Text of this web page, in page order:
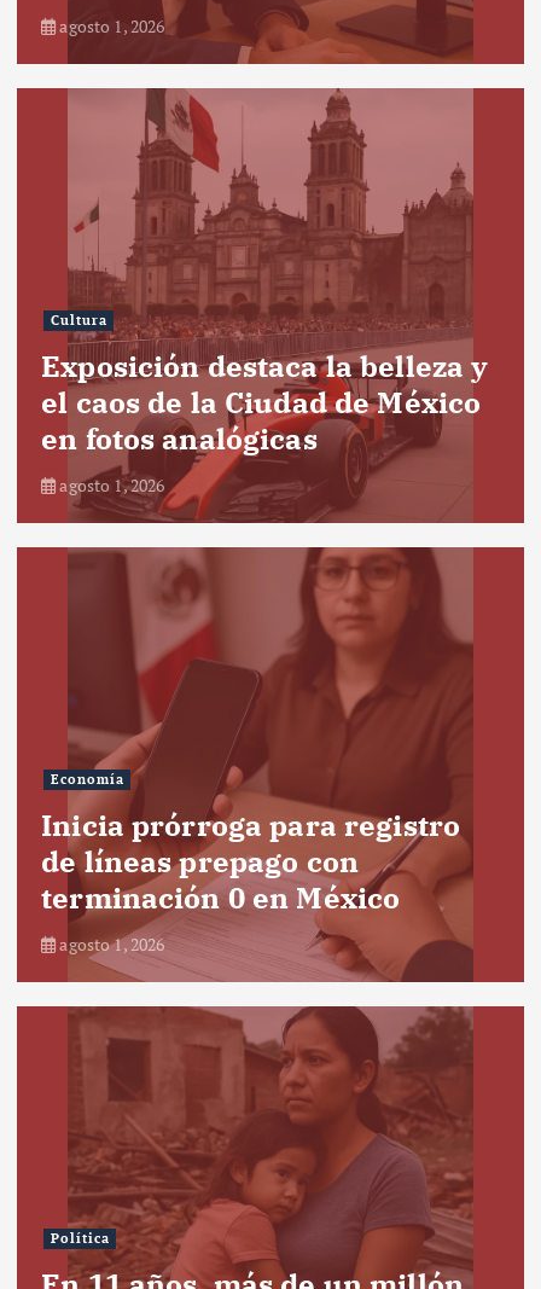
agosto 1, 2026
Cultura
Exposición destaca la belleza y
el caos de la Ciudad de México
en fotos analógicas
agosto 1, 2026
Economía
Inicia prórroga para registro
de líneas prepago con
terminación 0 en México
agosto 1, 2026
Política